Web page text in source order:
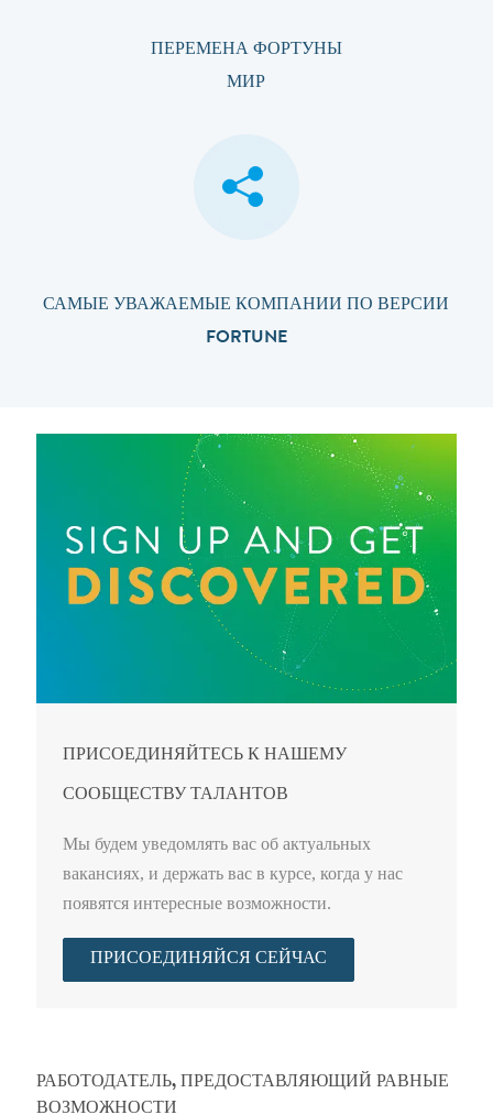
ПЕРЕМЕНА ФОРТУНЫ
МИР
САМЫЕ УВАЖАЕМЫЕ КОМПАНИИ ПО ВЕРСИИ
FORTUNE
ПРИСОЕДИНЯЙТЕСЬ К НАШЕМУ
СООБЩЕСТВУ ТАЛАНТОВ
Мы будем уведомлять вас об актуальных
вакансиях, и держать вас в курсе, когда у нас
появятся интересные возможности.
ПРИСОЕДИНЯЙСЯ СЕЙЧАС
РАБОТОДАТЕЛЬ, ПРЕДОСТАВЛЯЮЩИЙ РАВНЫЕ
ВОЗМОЖНОСТИ